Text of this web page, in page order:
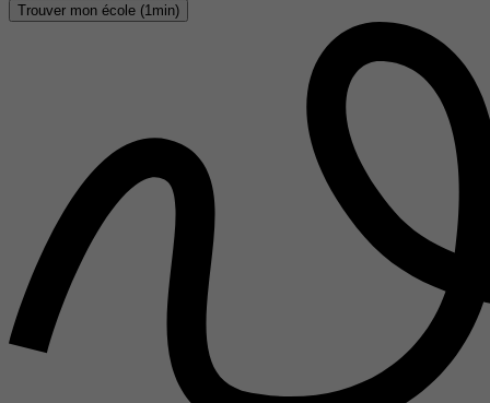
Trouver mon école (1min)